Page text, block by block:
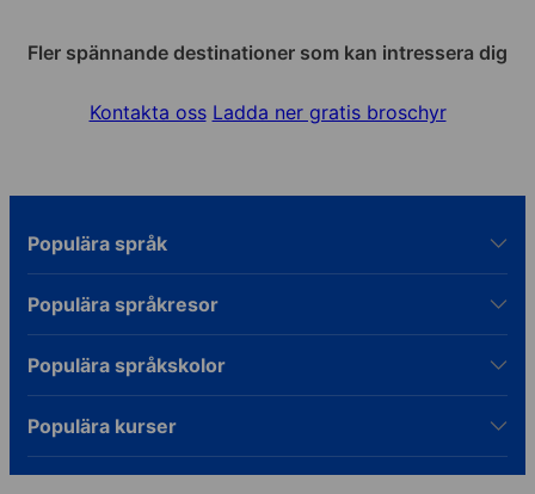
Fler spännande destinationer som kan intressera dig
Kontakta oss Ladda ner gratis broschyr
Populära språk
Populära språkresor
Populära språkskolor
Populära kurser